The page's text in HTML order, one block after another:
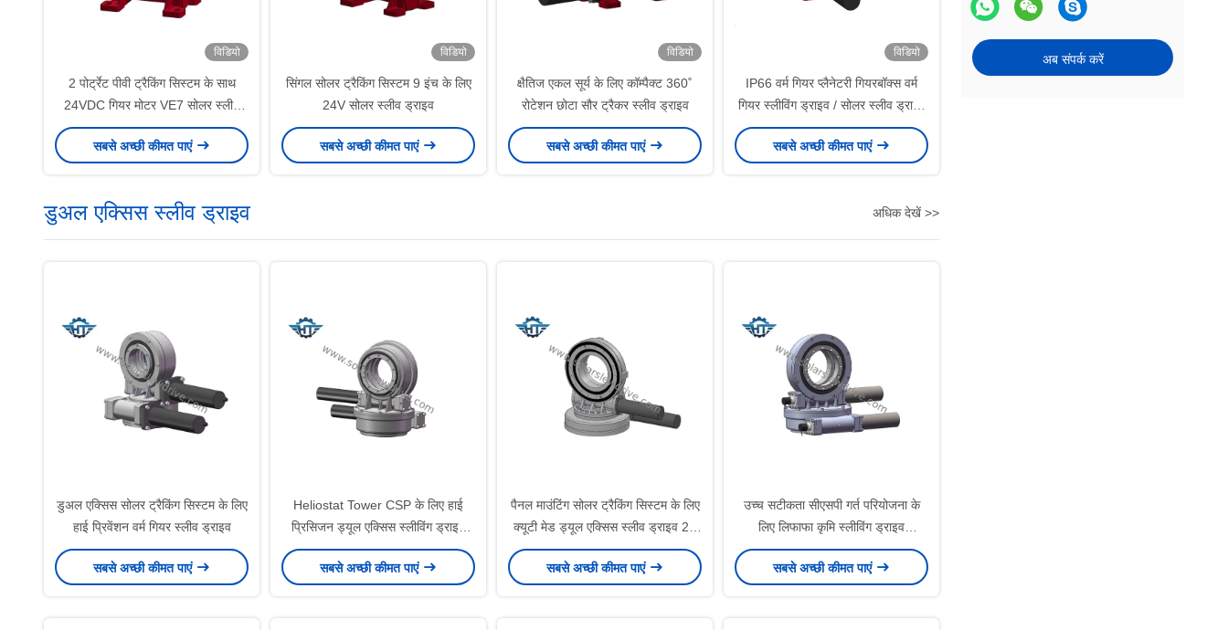
अब संपर्क करें
विडियो
2 पोर्ट्रेट पीवी ट्रैकिंग सिस्टम के साथ
24VDC गियर मोटर VE7 सोलर स्लीव
ड्राइव
सबसे अच्छी कीमत पाएं
विडियो
सिंगल सोलर ट्रैकिंग सिस्टम 9 इंच के लिए
24V सोलर स्लीव ड्राइव
सबसे अच्छी कीमत पाएं
विडियो
क्षैतिज एकल सूर्य के लिए कॉम्पैक्ट 360˚
रोटेशन छोटा सौर ट्रैकर स्लीव ड्राइव
सबसे अच्छी कीमत पाएं
विडियो
IP66 वर्म गियर प्लैनेटरी गियरबॉक्स वर्म
गियर स्लीविंग ड्राइव / सोलर स्लीव ड्राइव
150 1 अनुपात के साथ
सबसे अच्छी कीमत पाएं
डुअल एक्सिस स्लीव ड्राइव अधिक देखें >>
डुअल एक्सिस सोलर ट्रैकिंग सिस्टम के लिए
हाई प्रिवेंशन वर्म गियर स्लीव ड्राइव
सबसे अच्छी कीमत पाएं
Heliostat Tower CSP के लिए हाई
प्रिसिजन ड्यूल एक्सिस स्लीविंग ड्राइव
गियरबॉक्स
सबसे अच्छी कीमत पाएं
पैनल माउंटिंग सोलर ट्रैकिंग सिस्टम के लिए
क्यूटी मेड ड्यूल एक्सिस स्लीव ड्राइव 25
इंच
सबसे अच्छी कीमत पाएं
उच्च सटीकता सीएसपी गर्त परियोजना के
लिए लिफाफा कृमि स्लीविंग ड्राइव
गियरबॉक्स
सबसे अच्छी कीमत पाएं